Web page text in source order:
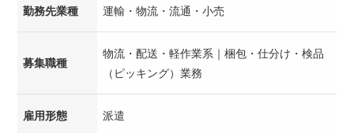
勤務先業種 運輸・物流・流通・小売
募集職種
物流・配送・軽作業系｜梱包・仕分け・検品
（ピッキング）業務
雇用形態 派遣